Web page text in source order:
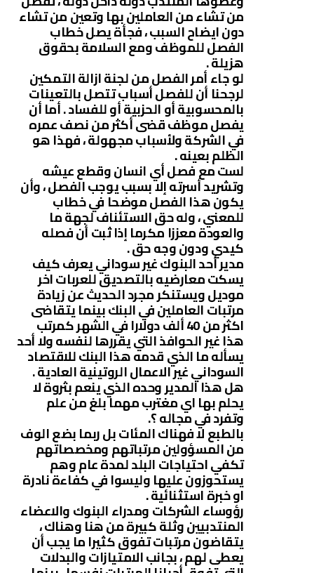
من تشاء من العاملين بها وتعين من تشاء
دون ايضاح السبب ، فجأة يصل خطاب
الفصل للموظف ومع السلامة بحقوق
هزيلة .
لو جاء أمر الفصل من لجنة ازالة التمكين
لرجحنا أن للفصل أسباب تتصل بالتعينات
بالمحسوبية أو الحزبية أو للفساد . أما أن
يفصل موظف قضى أكثر من نصف عمره
في الشركة ولأسباب مجهولة ، فهذا هو
الظلم بعينه .
لست مع فصل أي انسان وقطع عيشه
وتشريد أسرته إلا بسبب يوجب الفصل ، وأن
يكون هذا الفصل موضحا في خطاب
للمعني ، وله حق الاستئناف لجهة ما
والعودة معززا مكرما إذا ثبت أن فصله
كيدي ودون وجه حق .
مدير أحد البنوك غير سوداني يعرف كيف
يسكت معارضيه بالتصديق للعربات اخر
موديل ويستنكر مجرد الحديث عن زيادة
مرتبات العاملين في البنك بينما يتقاضى
اكثر من 40 ألف دولارا في الشهر كمرتب
هذا غير الحوافذ التي يقررها لنفسه ولا أحد
يسأله ما الذي قدمه هذا البنك للاقتصاد
السوداني غير الاعمال الروتينية العادية .
هل هذا المدير وحده الذي ينعم بثروة لا
يحلم بها اي مغترب مهما بلغ من علم
وتفرد في مجاله ؟.
بالطبع لا فهناك المئات بل ربما بضع الوف
من المسؤولين مرتباتهم ومخصصاتهم
تكفي احتياجات البلد لمدة عام وهم
يستحوزون عليها وليسوا في كفاءة نادرة
او خبرة استثنائية .
رؤوساء الشركات ومدراء البنوك والاعضاء
المنتدبيين وثلة كبيرة من هنا وهناك ،
يتقاضون مرتبات تفوق كثيرا ما يجب أن
يعطى لهم ، بجانب الامتيازات والبدلات